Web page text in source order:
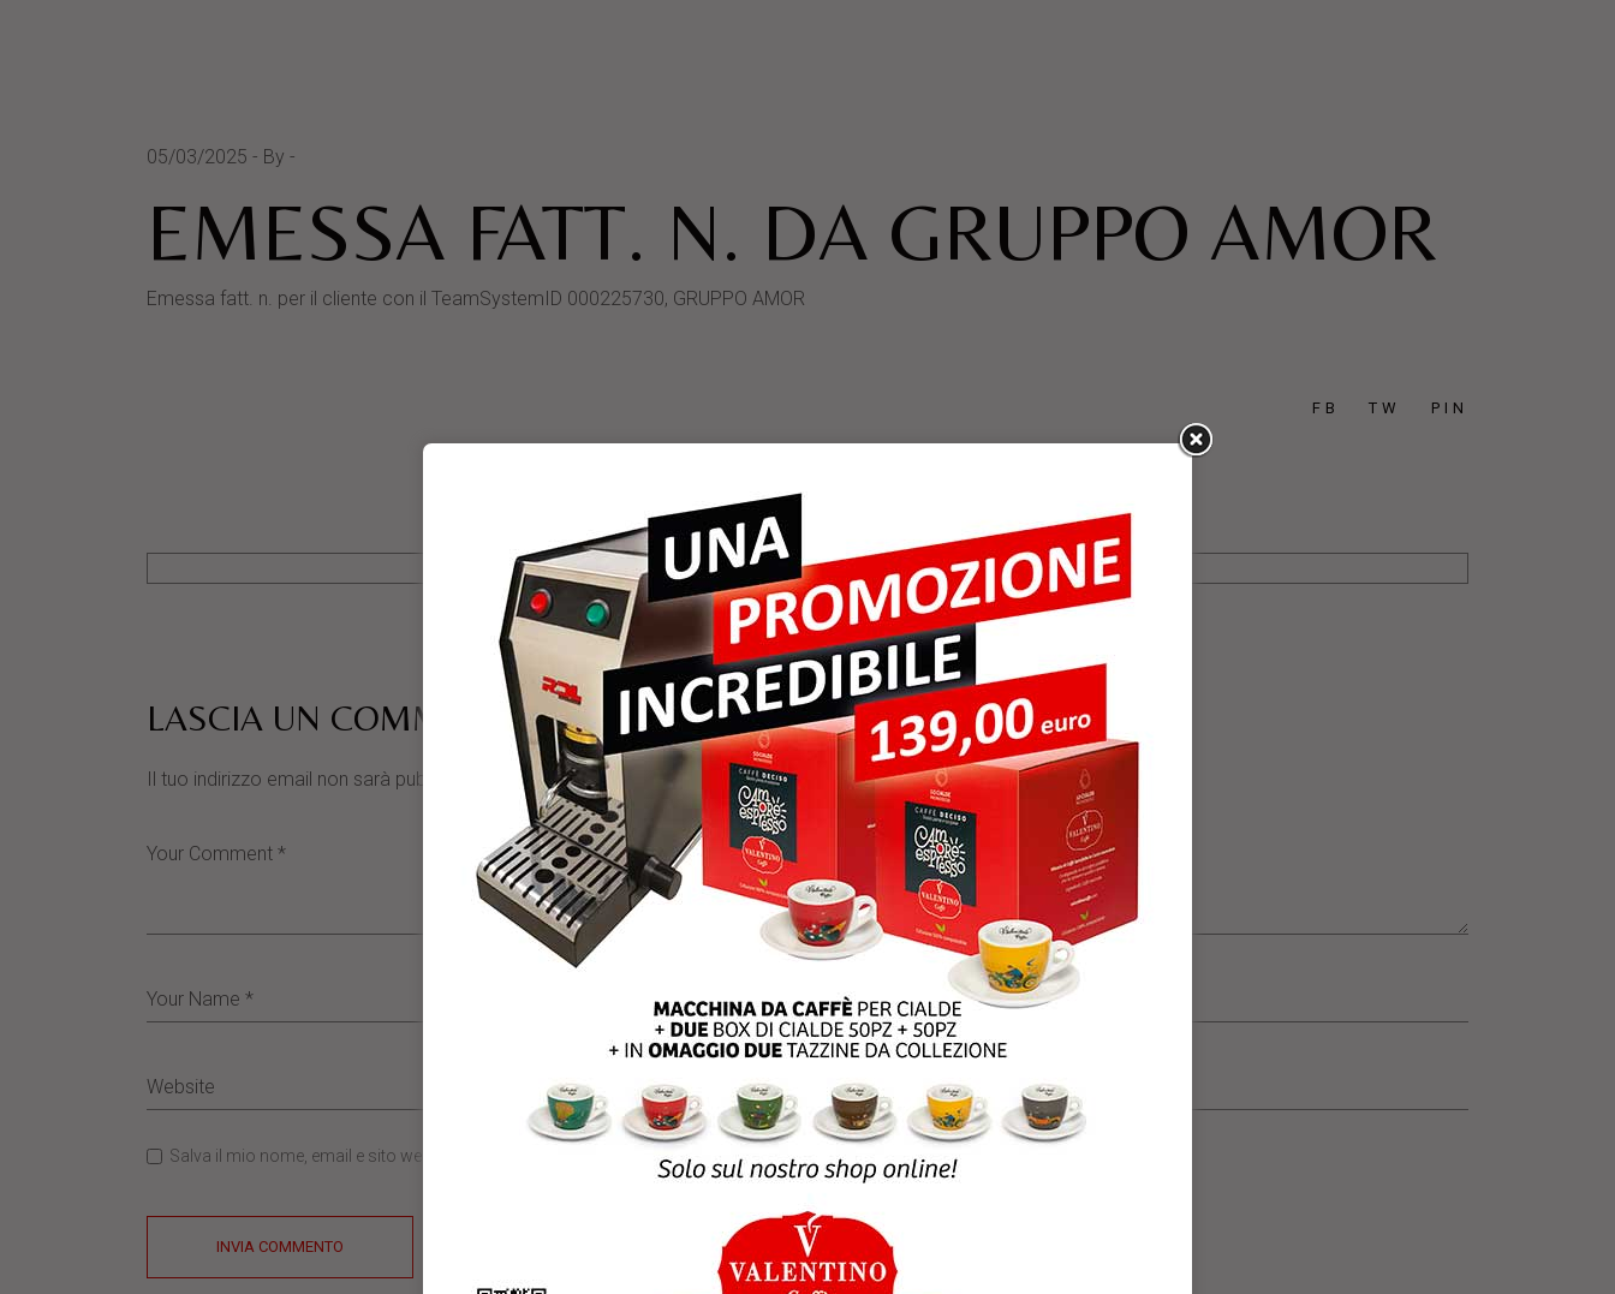
05/03/2025 By
EMESSA FATT. N. DA GRUPPO AMOR
Emessa fatt. n. per il cliente con il TeamSystemID 000225730, GRUPPO AMOR
FB TW PIN
LASCIA UN COMMENTO
Il tuo indirizzo email non sarà pubblicato. I campi obbligatori sono contrassegnati
Salva il mio nome, email e sito web in questo browser per la prossima volta che commento.
INVIA COMMENTO